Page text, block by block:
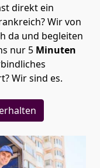
direkt ein
Wir von
da und begleiten
nur 5 Minuten
Wir sind es.